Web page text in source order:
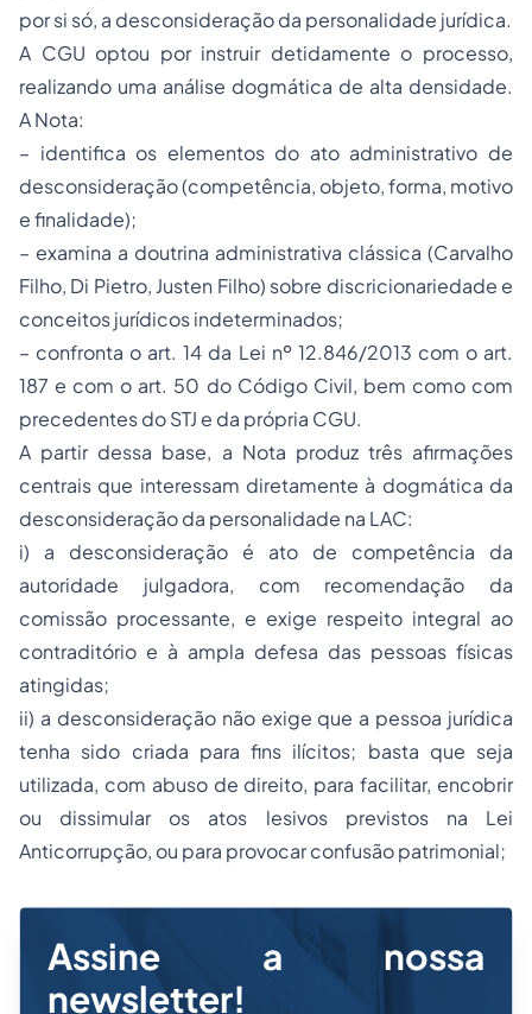
por si só, a desconsideração da personalidade jurídica.
A CGU optou por instruir detidamente o processo,
realizando uma análise dogmática de alta densidade.
A Nota:
– identifica os elementos do ato administrativo de
desconsideração (competência, objeto, forma, motivo
e finalidade);
– examina a doutrina administrativa clássica (Carvalho
Filho, Di Pietro, Justen Filho) sobre discricionariedade e
conceitos jurídicos indeterminados;
– confronta o art. 14 da Lei nº 12.846/2013 com o art.
187 e com o art. 50 do Código Civil, bem como com
precedentes do STJ e da própria CGU.
A partir dessa base, a Nota produz três afirmações
centrais que interessam diretamente à dogmática da
desconsideração da personalidade na LAC:
i) a desconsideração é ato de competência da
autoridade julgadora, com recomendação da
comissão processante, e exige respeito integral ao
contraditório e à ampla defesa das pessoas físicas
atingidas;
ii) a desconsideração não exige que a pessoa jurídica
tenha sido criada para fins ilícitos; basta que seja
utilizada, com abuso de direito, para facilitar, encobrir
ou dissimular os atos lesivos previstos na Lei
Anticorrupção, ou para provocar confusão patrimonial;
Assine a nossa
newsletter!